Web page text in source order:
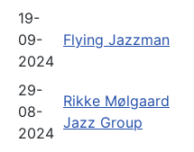
19-
09-
2024
Flying Jazzman
29-
08-
2024
Rikke Mølgaard
Jazz Group